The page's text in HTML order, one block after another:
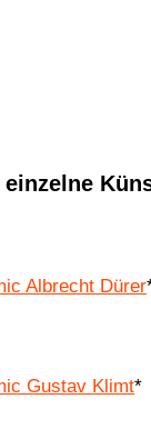
Albrecht Dürer
Gustav Klimt*